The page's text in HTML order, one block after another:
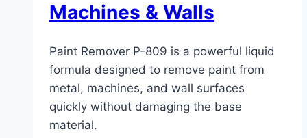
Machines & Walls
Paint Remover P-809 is a powerful liquid
formula designed to remove paint from
metal, machines, and wall surfaces
quickly without damaging the base
material.